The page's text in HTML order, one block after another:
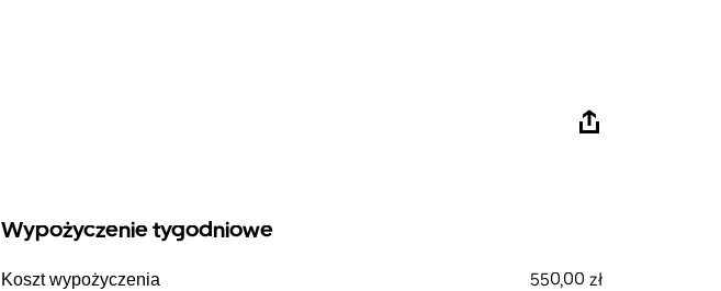
Wypożyczenie tygodniowe
Koszt wypożyczenia 550,00 zł